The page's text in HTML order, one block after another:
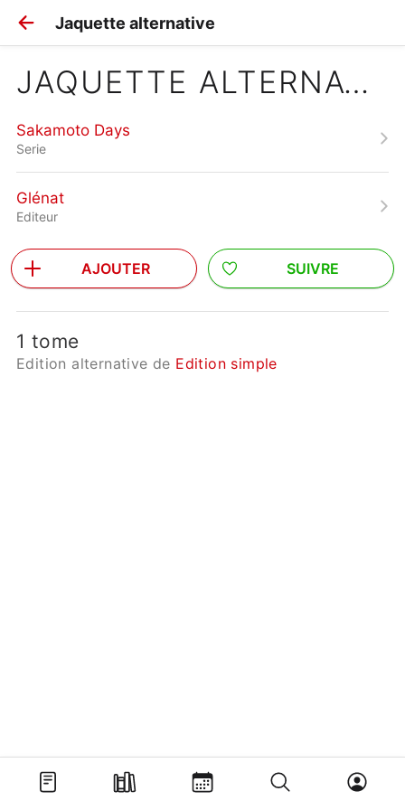
Jaquette alternative
JAQUETTE ALTERNATIVE
Sakamoto Days
Serie
Glénat
Editeur
AJOUTER SUIVRE
1 tome
Edition alternative de Edition simple